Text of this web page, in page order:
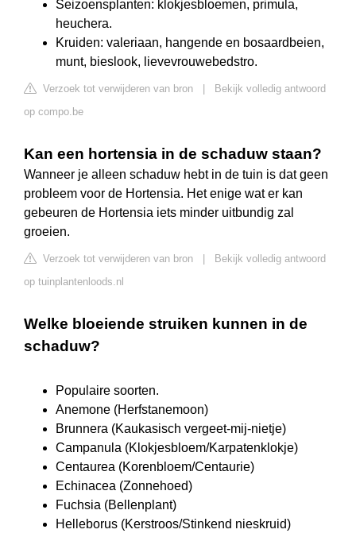
Seizoensplanten: klokjesbloemen, primula,
heuchera.
Kruiden: valeriaan, hangende en bosaardbeien,
munt, bieslook, lievevrouwebedstro.
Verzoek tot verwijderen van bron
Bekijk volledig antwoord
op compo.be
Kan een hortensia in de schaduw staan?
Wanneer je alleen schaduw hebt in de tuin is dat geen
probleem voor de Hortensia. Het enige wat er kan
gebeuren de Hortensia iets minder uitbundig zal
groeien.
Verzoek tot verwijderen van bron
Bekijk volledig antwoord
op tuinplantenloods.nl
Welke bloeiende struiken kunnen in de
schaduw?
Populaire soorten.
Anemone (Herfstanemoon)
Brunnera (Kaukasisch vergeet-mij-nietje)
Campanula (Klokjesbloem/Karpatenklokje)
Centaurea (Korenbloem/Centaurie)
Echinacea (Zonnehoed)
Fuchsia (Bellenplant)
Helleborus (Kerstroos/Stinkend nieskruid)